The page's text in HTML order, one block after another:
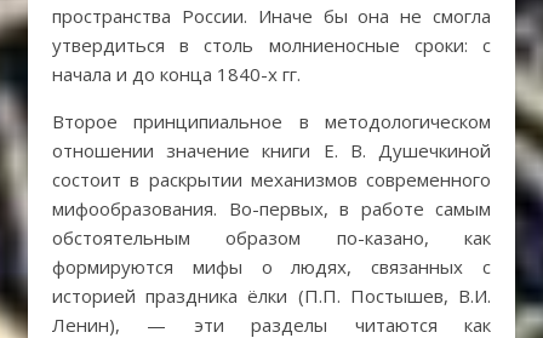
пространства России. Иначе бы она не смогла
утвердиться в столь молниеносные сроки: с
начала и до конца 1840-х гг.
Второе принципиальное в методологическом
отношении значение книги Е. В. Душечкиной
состоит в раскрытии механизмов современного
мифообразования. Во-первых, в работе самым
обстоятельным образом по-казано, как
формируются мифы о людях, связанных с
историей праздника ёлки (П.П. Постышев, В.И.
Ленин), — эти разделы читаются как